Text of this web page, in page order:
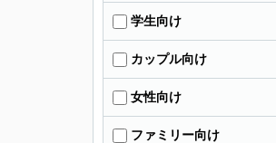
学生向け
カップル向け
女性向け
ファミリー向け